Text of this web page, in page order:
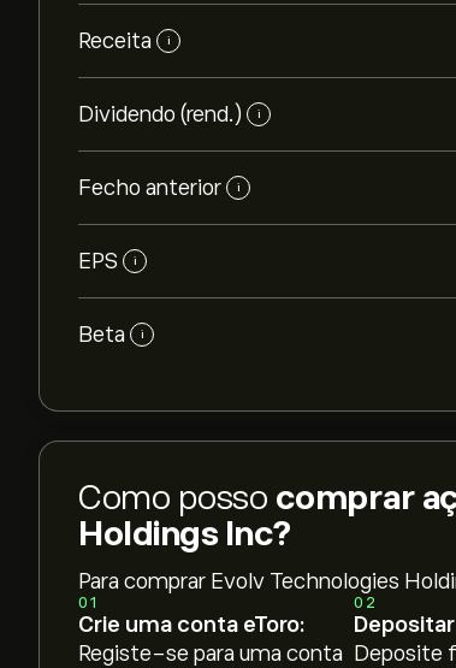
Receita i
Dividendo (rend.) i
Fecho anterior i
EPS i
Beta i
Como posso comprar
Holdings Inc?
Para comprar Evolv Technologies
01
Crie uma conta eToro:
Registe-se para uma conta
02
Deposite